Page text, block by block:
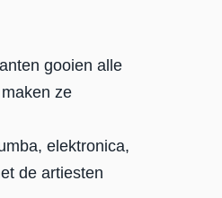
gooien alle
ze
elektronica,
de artiesten